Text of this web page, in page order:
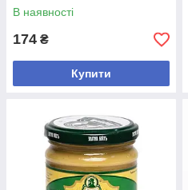
В наявності
174 ₴
Купити